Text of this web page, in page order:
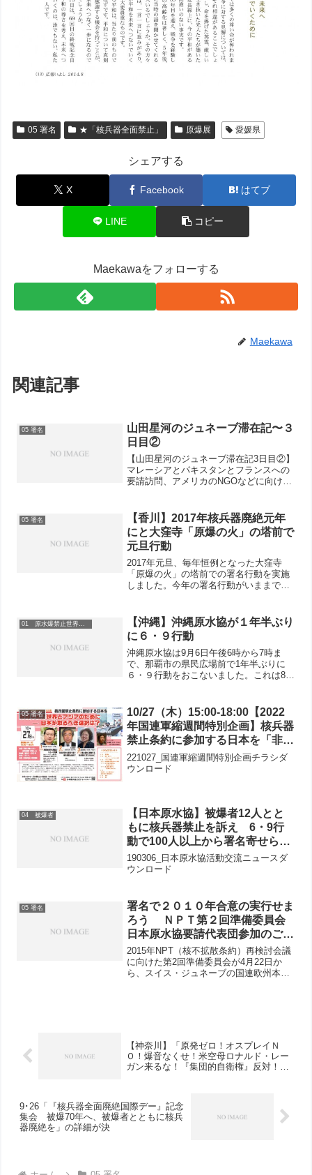
05 署名 ★「核兵器全面禁止」 原爆展 愛媛県
シェアする
X Facebook はてブ
LINE コピー
Maekawaをフォローする
Maekawa
関連記事
05 署名
山田星河のジュネーブ滞在記〜３
日目②
【山田星河のジュネーブ滞在記3日目②】
マレーシアとパキスタンとフランスへの
要請訪問、アメリカのNGOなどに向けて
タンはNPTには参加していません。核ド
クトリンなど、P5...
05 署名
【香川】2017年核兵器廃絶元年
にと大窪寺「原爆の火」の塔前で
元旦行動
2017年元旦、毎年恒例となった大窪寺
「原爆の火」の塔前での署名行動を実施
しました。今年の署名行動がいままでに
からです。今年の大窪寺は、境内に入る
前から行列ができるとい...
01 原水爆禁止世界大会
【沖縄】沖縄原水協が１年半ぶり
に６・９行動
沖縄原水協は9月6日午後6時から7時ま
で、那覇市の県民広場前で1年半ぶりに
６・９行動をおこないました。これは8月
長の行動提起を受けて具体化したいと帰
りのバスの中で世...
05 署名
10/27（木）15:00-18:00【2022
年国連軍縮週間特別企画】核兵器
禁止条約に参加する日本を「非核
平和の世界とアジアのためにー日
本が取るべき選択は？」
221027_国連軍縮週間特別企画チラシダ
ウンロード
04 被爆者
【日本原水協】被爆者12人とと
もに核兵器禁止を訴え 6・9行
動で100人以上から署名寄せられ
る
190306_日本原水協活動交流ニュースダ
ウンロード
05 署名
署名で２０１０年合意の実行せま
ろう ＮＰＴ第２回準備委員会
日本原水協要請代表団参加のご案
内
2015年NPT（核不拡散条約）再検討会議
に向けた第2回準備委員会が4月22日か
ら、スイス・ジュネーブの国連欧州本部
【神奈川】「原発ゼロ！オスプレイＮ
Ｏ！爆音なくせ！米空母ロナルド・レー
ガン来るな！『集団的自衛権』反対！原
9･26「『核兵器全面廃絶国際デー』記念
集会 被爆70年へ、被爆者とともに核兵
器廃絶を」の詳細が決